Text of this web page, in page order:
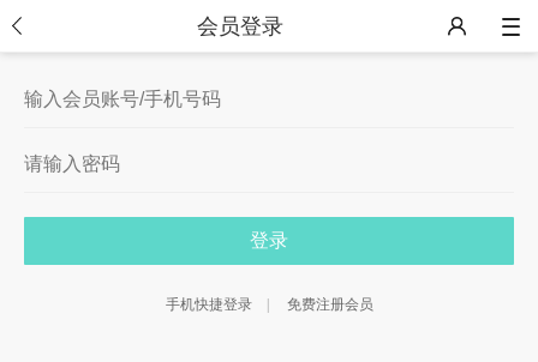
会员登录
手机快捷登录| 免费注册会员